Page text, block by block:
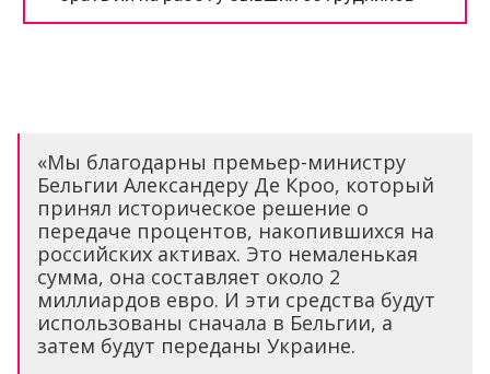
«Мы благодарны премьер-министру
Бельгии Александеру Де Кроо, который
принял историческое решение о
передаче процентов, накопившихся на
российских активах. Это немаленькая
сумма, она составляет около 2
миллиардов евро. И эти средства будут
использованы сначала в Бельгии, а
затем будут переданы Украине.